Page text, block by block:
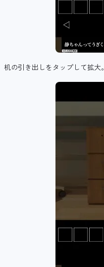
机の引き出しをタップして拡大。